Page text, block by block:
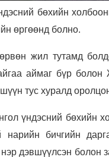
бөхийн
өргөөнд болно.
жил тутамд
аймаг бүр болон
тус хуралд
үндэсний бөхийн
бичгийн
дэвшүүлсэн болон